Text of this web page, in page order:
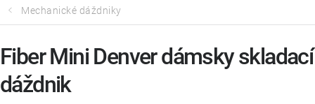
Polstre a sedáky
Mechanické dáždniky
Fiber Mini Denver dámsky skladací
dáždnik